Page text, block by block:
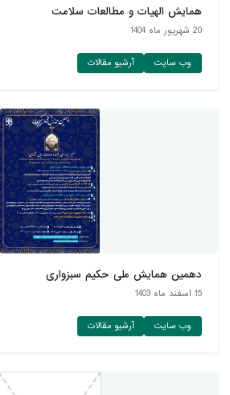
همایش الهیات و مطالعات سلامت
20 شهريور ماه 1404
وب سایت آرشیو مقالات
دهمین همایش ملی حکیم سبزواری
15 اسفند ماه 1403
وب سایت آرشیو مقالات